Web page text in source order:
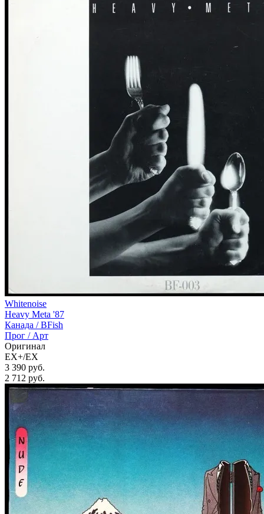
Whitenoise
Heavy Meta '87
Канада /BFish
Прог / Арт
Оригинал
EX+/EX
3 390 руб.
2 712 руб.